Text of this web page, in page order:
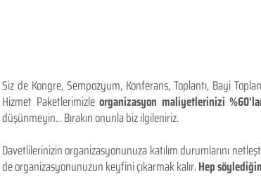
Siz de Kongre, Sempozyum, Konferans, Toplantı, Bayi
Hizmet Paketlerimizleorganizasyon maliyetlerinizi
düşünmeyin... Bırakın onunla biz ilgileniriz.
Davetlilerinizin organizasyonunuza katılım durumlarını
de organizasyonunuzun keyfini çıkarmak kalır.Hep